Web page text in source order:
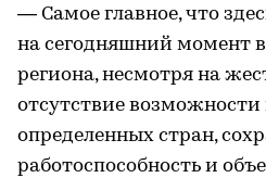
— Самое главное, что
на сегодняшний момент
региона, несмотря на
отсутствие
определенных стран,
работоспособность и